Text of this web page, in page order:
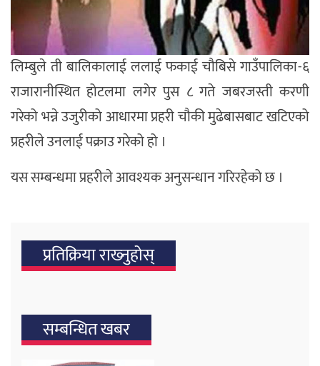
लिम्बुले ती बालिकालाई ललाई फकाई चौबिसे गाउँपालिका-६
राजारानीस्थित होटलमा लगेर पुस ८ गते जबरजस्ती करणी
गरेको भन्ने उजुरीको आधारमा प्रहरी चौकी मुढेबासबाट खटिएको
प्रहरीले उनलाई पक्राउ गरेको हो ।
यस सम्बन्धमा प्रहरीले आवश्यक अनुसन्धान गरिरहेको छ ।
प्रतिक्रिया राख्‍नुहोस्
सम्बन्धित खबर